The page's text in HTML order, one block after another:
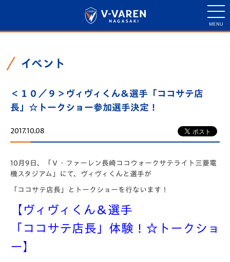
イベント
＜１０／９＞ヴィヴィくん＆選手「ココサテ店
長」☆トークショー参加選手決定！
2017.10.08
10月9日、「Ｖ・ファーレン長崎ココウォークサテライト三菱電
機スタジアム」にて、ヴィヴィくんと選手が
「ココサテ店長」とトークショーを行ないます！
【ヴィヴィくん＆選手
「ココサテ店長」体験！☆トークショ
ー】